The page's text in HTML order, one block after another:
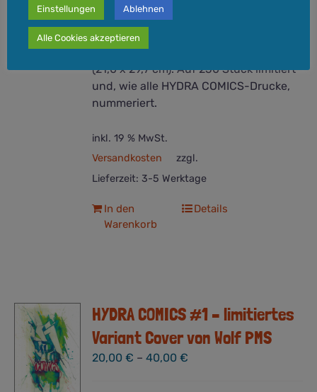
dazu erscheint eine wunderschöne
Kunstdruckreihe. Hochwertiger Druck
auf 300g Leinenpapier. A4-Format
(21,0 x 29,7 cm). Auf 250 Stück limitiert
und, wie alle HYDRA COMICS-Drucke,
nummeriert.
inkl. 19 % MwSt.
zzgl.
Versandkosten
Lieferzeit: 3-5 Werktage
In den
Warenkorb
Details
HYDRA COMICS #1 – limitiertes
Variant Cover von Wolf PMS
20,00€ –40,00€
Einstellungen Ablehnen
Alle Cookies akzeptieren